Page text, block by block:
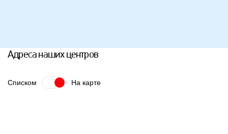
Адреса наших центров
Списком На карте